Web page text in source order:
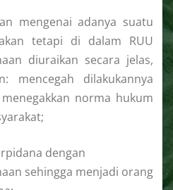
mengenai adanya suatu
tetapi di dalam RUU
diuraikan secara jelas,
mencegah dilakukannya
norma hukum
dengan
sehingga menjadi orang